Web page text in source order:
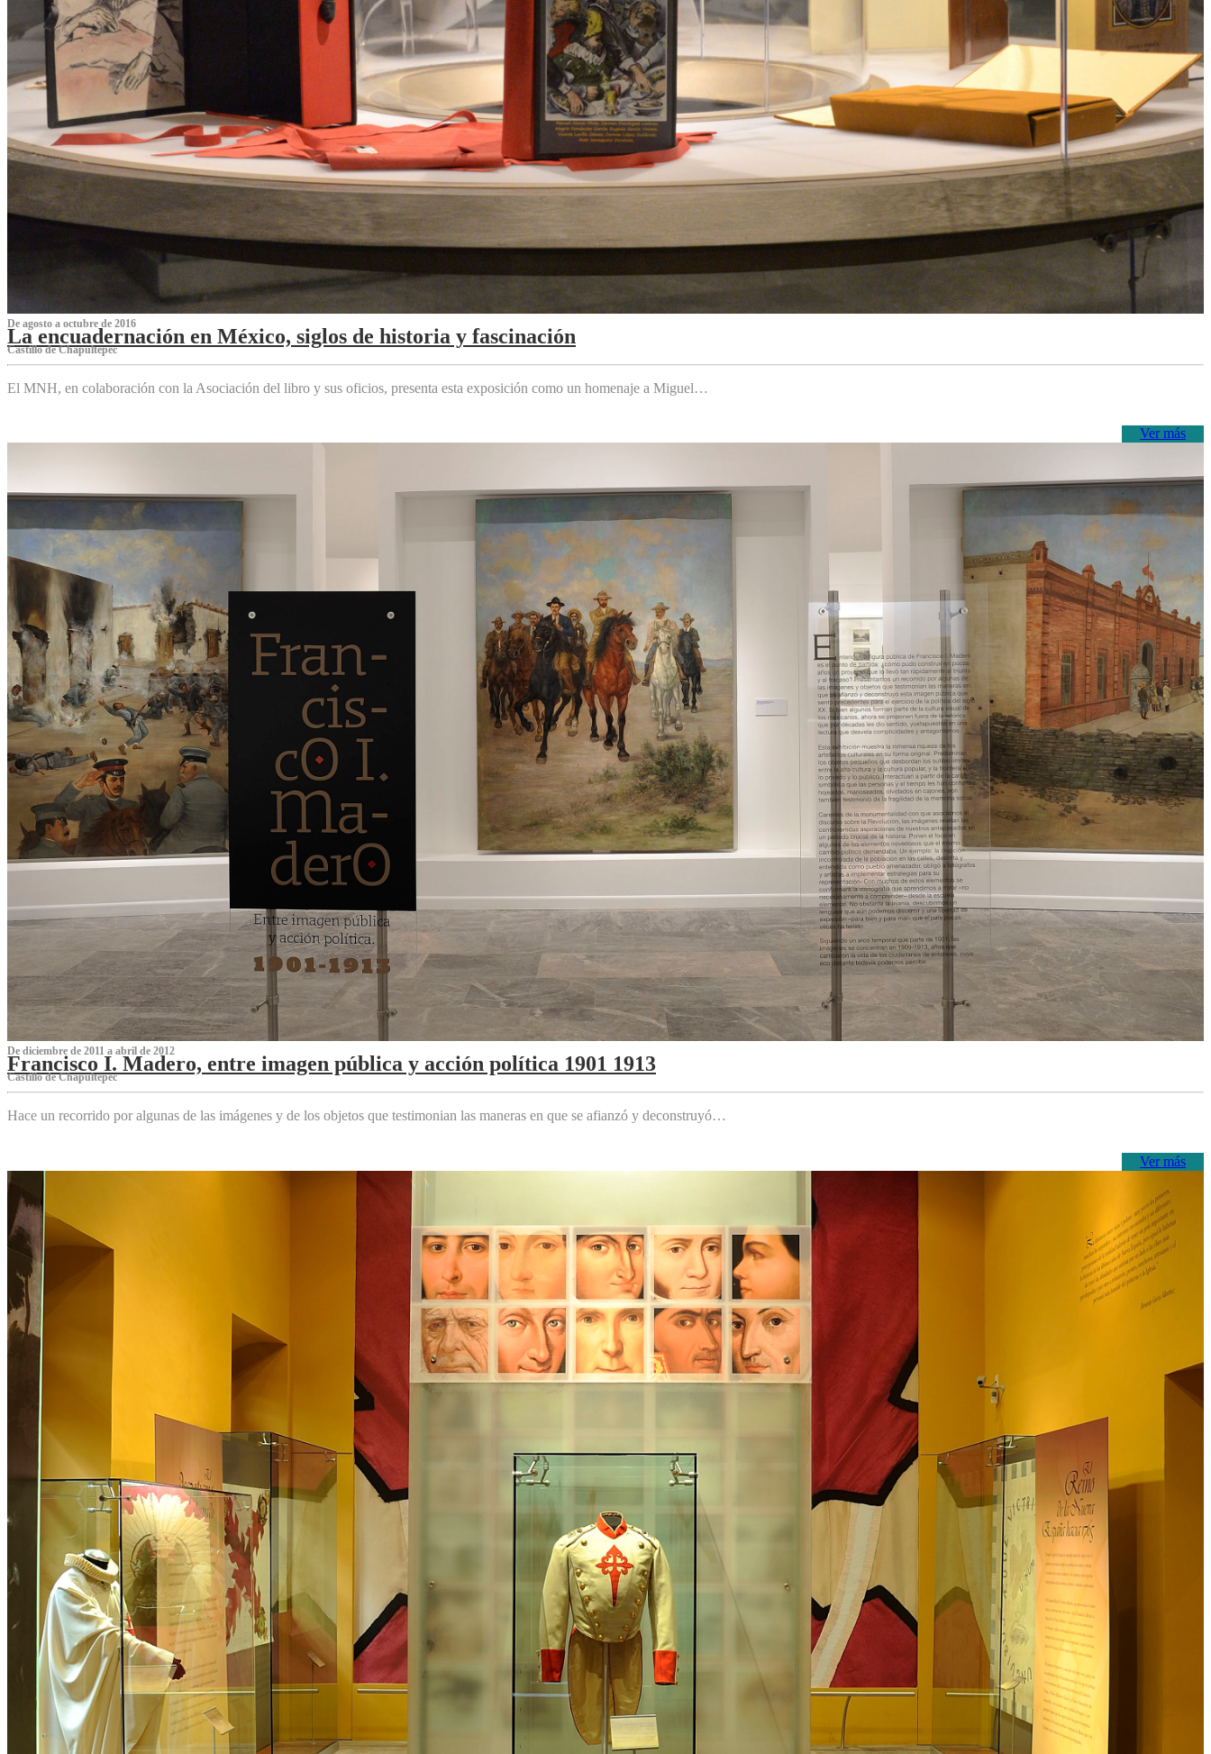
De agosto a octubre de 2016
La encuadernación en México, siglos de historia y fascinación
Castillo de Chapultepec
El MNH, en colaboración con la Asociación del libro y sus oficios, presenta esta exposición como un homenaje a Miguel…
Ver más
De diciembre de 2011 a abril de 2012
Francisco I. Madero, entre imagen pública y acción política 1901 1913
Castillo de Chapultepec
Hace un recorrido por algunas de las imágenes y de los objetos que testimonian las maneras en que se afianzó y deconstruyó…
Ver más